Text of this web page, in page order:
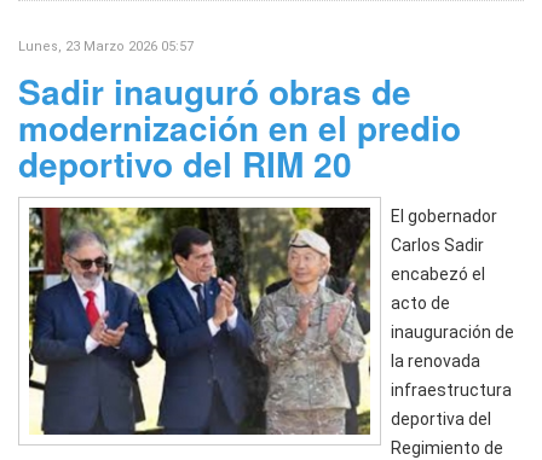
Lunes, 23 Marzo 2026 05:57
Sadir inauguró obras de
modernización en el predio
deportivo del RIM 20
El gobernador
Carlos Sadir
encabezó el
acto de
inauguración de
la renovada
infraestructura
deportiva del
Regimiento de